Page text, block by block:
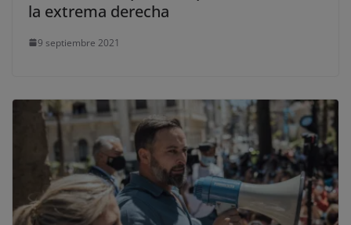
la extrema derecha
9 septiembre 2021